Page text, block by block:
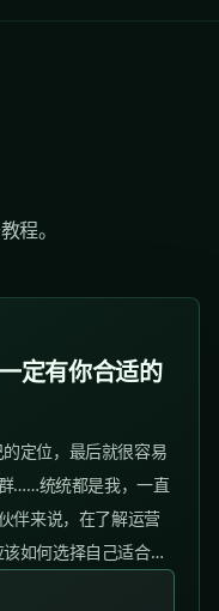
程。
定有你合适的
定位，最后就很容易
……统统都是我，一直
伴来说，在了解运营
如何选择自己适合的